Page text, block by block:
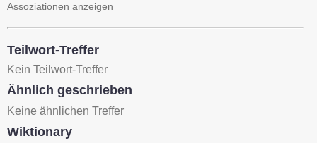
Assoziationen anzeigen
Teilwort-Treffer
Kein Teilwort-Treffer
Ähnlich geschrieben
Keine ähnlichen Treffer
Wiktionary